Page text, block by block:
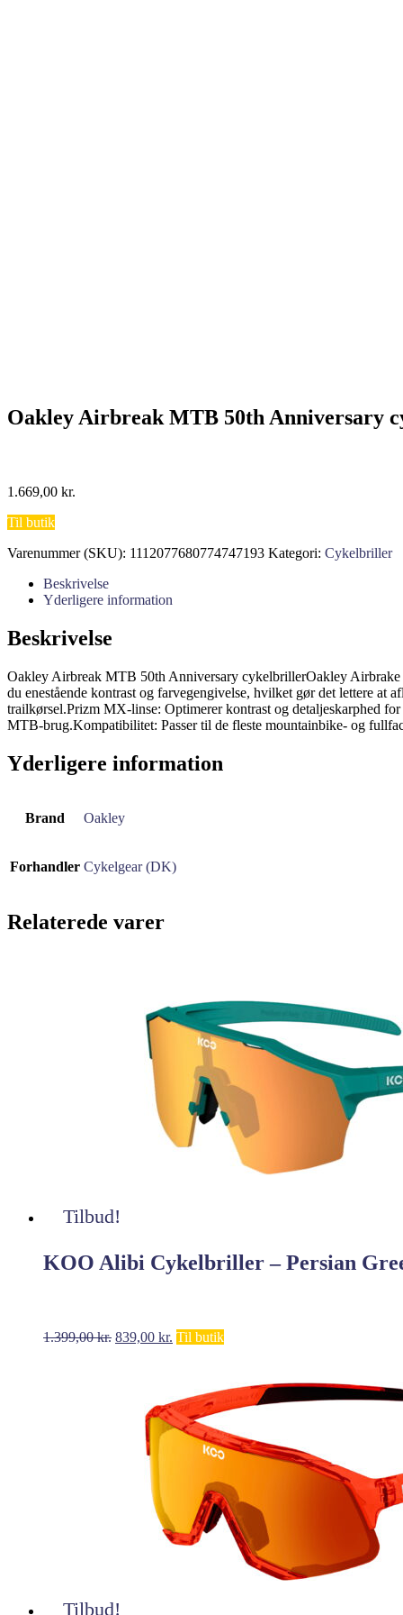
Oakley Airbreak MTB 50th Anniversary
1.669,00 kr.
Til butik
Varenummer (SKU): 1112077680774747193 Kategori: Cykelbriller
Beskrivelse
Yderligere information
Beskrivelse
Oakley Airbreak MTB 50th Anniversary cykelbrillerOakley Airbrake
du enestående kontrast og farvegengivelse, hvilket gør det lettere
trailkørsel.Prizm MX-linse: Optimerer kontrast og detaljeskarphed
MTB-brug.Kompatibilitet: Passer til de fleste mountainbike- og
Yderligere information
Brand Oakley
Forhandler Cykelgear (DK)
Relaterede varer
Tilbud!
KOO Alibi Cykelbriller – Persian
1.399,00kr. Den
1.399,00 kr..
839,00 kr. Den
839,00 kr..
Til butik
Tilbud!